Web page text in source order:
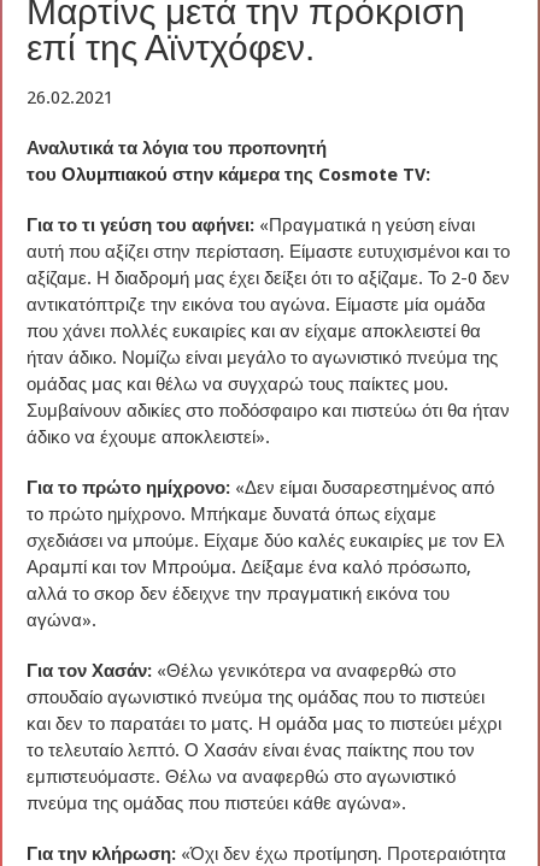
Μαρτίνς μετά την πρόκριση
επί της Αϊντχόφεν.
26.02.2021
Αναλυτικά τα λόγια του προπονητή
τουΟλυμπιακού στην κάμερα της Cosmote TV:
Για το τι γεύση του αφήνει: «Πραγματικά η γεύση είναι
αυτή που αξίζει στην περίσταση. Είμαστε ευτυχισμένοι και το
αξίζαμε. Η διαδρομή μας έχει δείξει ότι το αξίζαμε. Το 2-0 δεν
αντικατόπτριζε την εικόνα του αγώνα. Είμαστε μία ομάδα
που χάνει πολλές ευκαιρίες και αν είχαμε αποκλειστεί θα
ήταν άδικο. Νομίζω είναι μεγάλο το αγωνιστικό πνεύμα της
ομάδας μας και θέλω να συγχαρώ τους παίκτες μου.
Συμβαίνουν αδικίες στο ποδόσφαιρο και πιστεύω ότι θα ήταν
άδικο να έχουμε αποκλειστεί».
Για το πρώτο ημίχρονο: «Δεν είμαι δυσαρεστημένος από
το πρώτο ημίχρονο. Μπήκαμε δυνατά όπως είχαμε
σχεδιάσει να μπούμε. Είχαμε δύο καλές ευκαιρίες με τον Ελ
Αραμπί και τον Μπρούμα. Δείξαμε ένα καλό πρόσωπο,
αλλά το σκορ δεν έδειχνε την πραγματική εικόνα του
αγώνα».
Για τον Χασάν: «Θέλω γενικότερα να αναφερθώ στο
σπουδαίο αγωνιστικό πνεύμα της ομάδας που το πιστεύει
και δεν το παρατάει το ματς. Η ομάδα μας το πιστεύει μέχρι
το τελευταίο λεπτό. Ο Χασάν είναι ένας παίκτης που τον
εμπιστευόμαστε. Θέλω να αναφερθώ στο αγωνιστικό
πνεύμα της ομάδας που πιστεύει κάθε αγώνα».
Για την κλήρωση: «Όχι δεν έχω προτίμηση. Προτεραιότητα